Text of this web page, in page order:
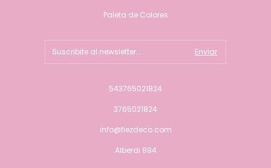
Paleta de Colores
543765021824
3765021824
info@fiezdeco.com
Alberdi 894